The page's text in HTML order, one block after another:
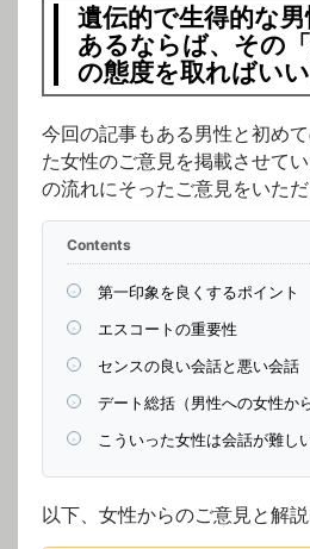
遺伝的で生得的な
あるならば、その
の態度を取ればい
今回の記事もある男性と初め
た女性のご意見を掲載させて
の流れにそったご意見をいただ
Contents
第一印象を良くするポイント
エスコートの重要性
センスの良い会話と悪い会話
デート総括（男性への女性か
こういった女性は会話が難し
以下、女性からのご意見と解説